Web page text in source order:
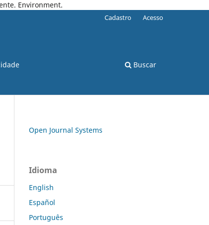
Environment.
Buscar
Cadastro Acesso
Open Journal Systems
Idioma
English
Español
Português